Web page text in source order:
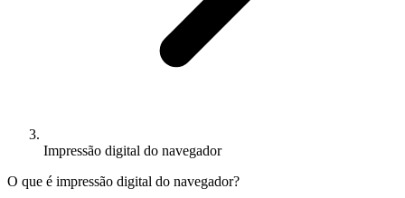
Impressão digital do navegador
O que é impressão digital do navegador?